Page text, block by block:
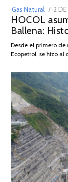
Gas Natural
ON
2
HOCOL
Ballena:
Desde el primero
Ecopetrol, se hizo al